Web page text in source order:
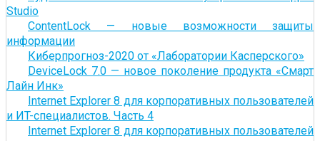
Studio
ContentLock — новые возможности защиты
информации
Киберпрогноз-2020 от «Лаборатории Касперского»
DeviceLock 7.0 — новое поколение продукта «Смарт
Лайн Инк»
Internet Explorer 8 для корпоративных пользователей
и ИT-специалистов. Часть 4
Internet Explorer 8 для корпоративных пользователей